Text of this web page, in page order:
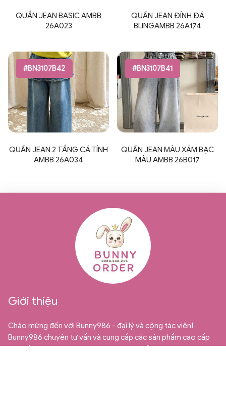
QUẦN JEAN BASIC AMBB
26A023
QUẦN JEAN ĐÍNH ĐÁ
BLINGAMBB 26A174
#BN3107B42
QUẦN JEAN 2 TẦNG CÁ TÍNH
AMBB 26A034
#BN3107B41
QUẦN JEAN MÀU XÁM BẠC
MÀU AMBB 26B017
Giới thiệu
Chào mừng đến với Bunny986 - đại lý và cộng tác viên!
Bunny986 chuyên tư vấn và cung cấp các sản phẩm cao cấp
từ Quảng Châu dành cho thị trường bán sỉ, bán buôn và cộng